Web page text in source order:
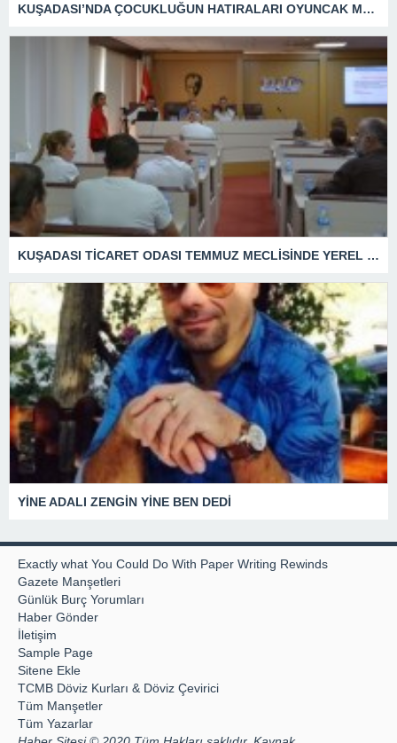
KUŞADASI’NDA ÇOCUKLUĞUN HATIRALARI OYUNCAK MÜZESİNDE HAYAT BULACAK
KUŞADASI TİCARET ODASI TEMMUZ MECLİSİNDE YEREL İŞLETMELERE ANLAMLI DESTEK
YİNE ADALI ZENGİN YİNE BEN DEDİ
Exactly what You Could Do With Paper Writing Rewinds
Gazete Manşetleri
Günlük Burç Yorumları
Haber Gönder
İletişim
Sample Page
Sitene Ekle
TCMB Döviz Kurları & Döviz Çevirici
Tüm Manşetler
Tüm Yazarlar